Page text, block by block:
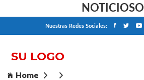
NOTICIOSO
Nuestras Redes Sociales:
Home